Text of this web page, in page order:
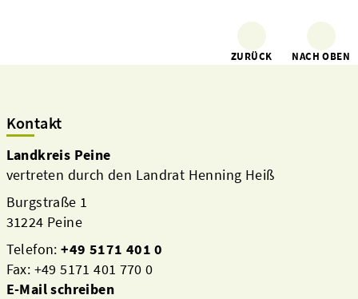
ZURÜCK NACH OBEN
Kontakt
Landkreis Peine
vertreten durch den Landrat Henning Heiß
Burgstraße 1
31224 Peine
Telefon:+49 5171 401 0
Fax: +49 5171 401 770 0
E-Mail schreiben